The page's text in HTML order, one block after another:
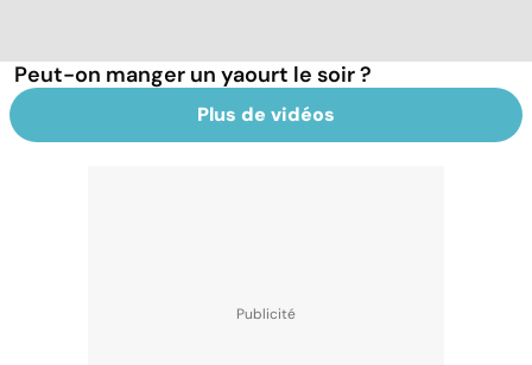
Peut-on manger un yaourt le soir ?
Plus de vidéos